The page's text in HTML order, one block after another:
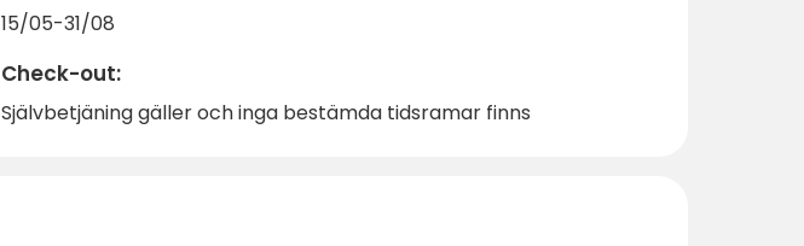
15/05-31/08
Check-out:
Självbetjäning gäller och inga bestämda tidsramar finns